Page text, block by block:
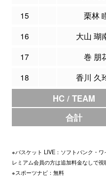
15
栗林
16
大山 瑚
17
巻 朋
18
香川 久
HC / TEAM
合計
※バスケット LIVE：ソフトバンク・
レミアム会員の方は追加料金なしで視
※スポーツナビ：無料